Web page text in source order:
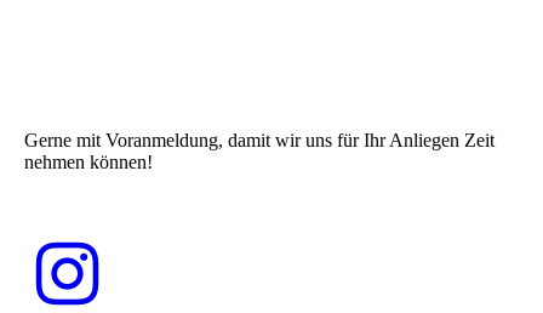
Gerne mit Voranmeldung, damit wir uns für Ihr Anliegen Zeit
nehmen können!